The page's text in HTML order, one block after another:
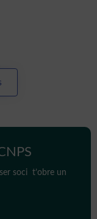
soci t’obre un